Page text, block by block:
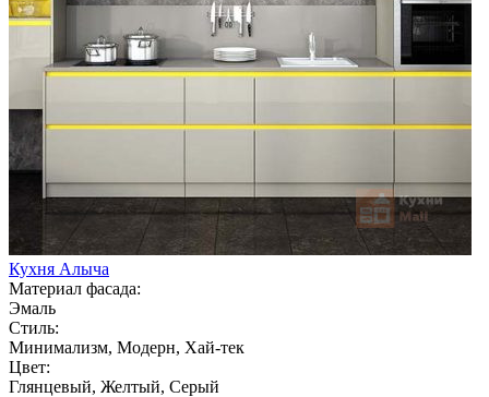
Кухня Алыча
Материал фасада:
Эмаль
Стиль:
Минимализм, Модерн, Хай-тек
Цвет:
Глянцевый, Желтый, Серый